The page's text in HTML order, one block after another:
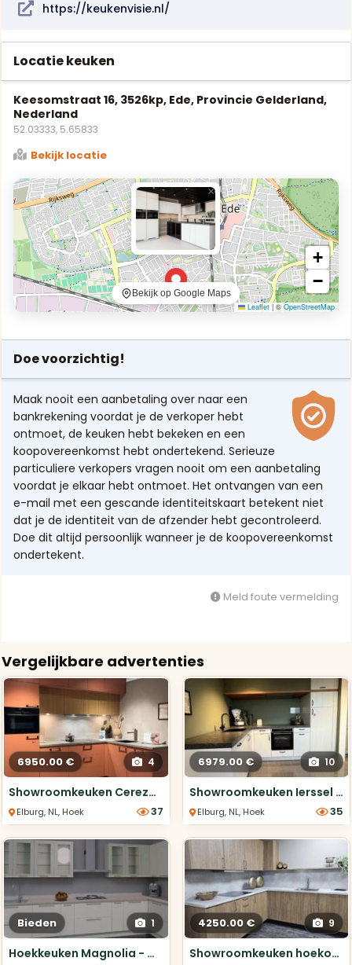
https://keukenvisie.nl/
Locatie keuken
Keesomstraat 16, 3526kp, Ede, Provincie Gelderland,
Nederland
52.03333, 5.65833
Bekijk locatie
×
+
−
Leaflet | ©OpenStreetMap
Bekijk op Google Maps
Doe voorzichtig!
Maak nooit een aanbetaling over naar een
bankrekening voordat je de verkoper hebt
ontmoet, de keuken hebt bekeken en een
koopovereenkomst hebt ondertekend. Serieuze
particuliere verkopers vragen nooit om een aanbetaling
voordat je elkaar hebt ontmoet. Het ontvangen van een
e-mail met een gescande identiteitskaart betekent niet
dat je de identiteit van de afzender hebt gecontroleerd.
Doe dit altijd persoonlijk wanneer je de koopovereenkomst
ondertekent.
Meld foute vermelding
Vergelijkbare advertenties
6950.00 € 4
Showroomkeuken Cerezo NCS met Richárd Puur Eiken
Elburg, NL, Hoek keukens 37
6979.00 € 10
Showroomkeuken Ierssel compleet met Etna apparatuur
Elburg, NL, Hoek keukens 35
Bieden 1
Hoekkeuken Magnolia - Compleet & Stijlvol
4250.00 € 9
Showroomkeuken hoekopstelling houtlook 249,5x249,5 cm ETNA